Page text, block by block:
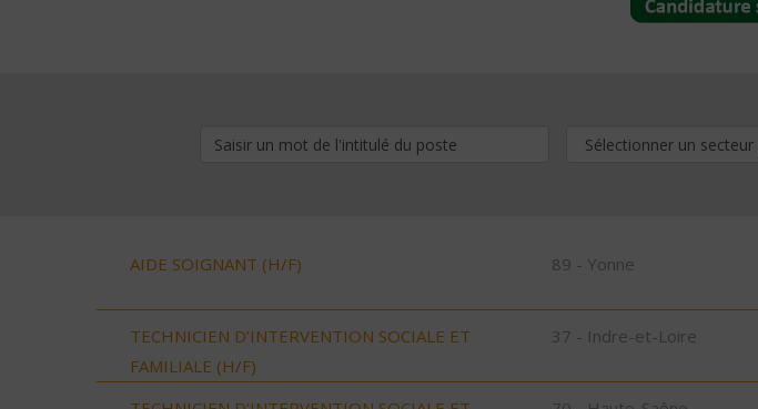
AIDE SOIGNANT (H/F) 89 - Yonne
TECHNICIEN D’INTERVENTION SOCIALE ET
FAMILIALE (H/F)
37 - Indre-et-Loire